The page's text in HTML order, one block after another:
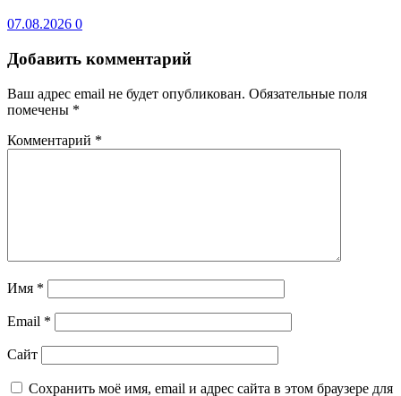
07.08.2026 0
Добавить комментарий
Ваш адрес email не будет опубликован. Обязательные поля
помечены *
Комментарий *
Имя *
Email *
Сайт
Сохранить моё имя, email и адрес сайта в этом браузере для